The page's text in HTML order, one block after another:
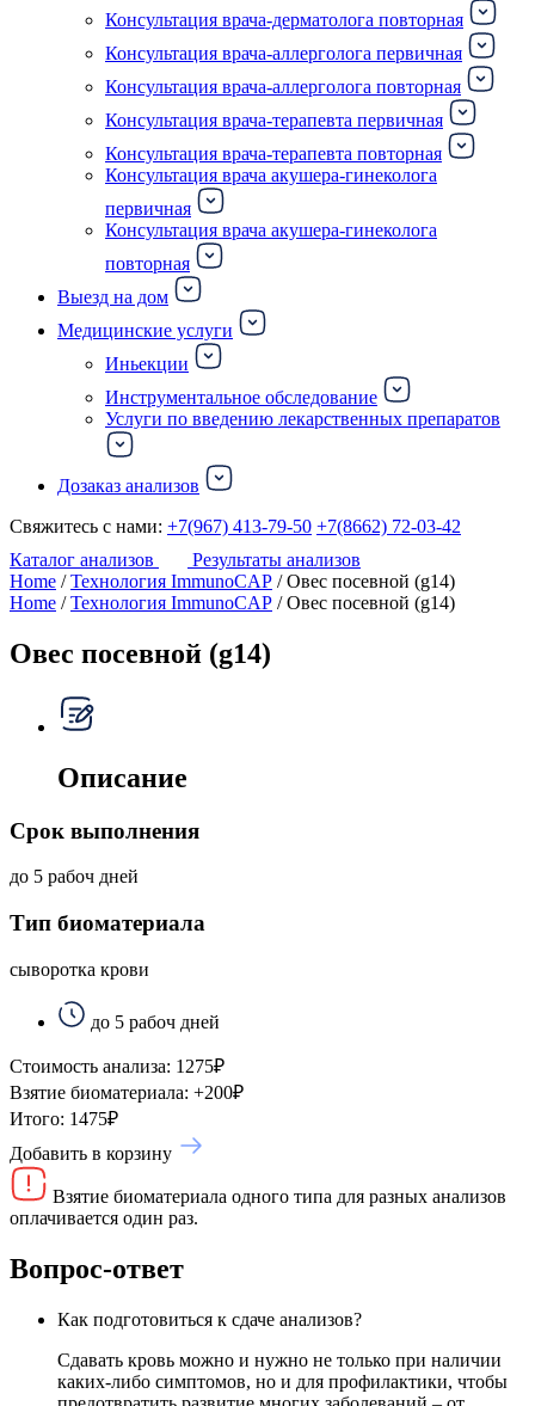
Консультация врача-дерматолога повторная
Консультация врача-аллерголога первичная
Консультация врача-аллерголога повторная
Консультация врача-терапевта первичная
Консультация врача-терапевта повторная
Консультация врача акушера-гинеколога
первичная
Консультация врача акушера-гинеколога
повторная
Выезд на дом
Медицинские услуги
Иньекции
Инструментальное обследование
Услуги по введению лекарственных препаратов
Дозаказ анализов
Свяжитесь с нами: +7(967) 413-79-50 +7(8662) 72-03-42
Каталог анализов
Результаты анализов
Home /Технология ImmunoCAP / Овес посевной (g14)
Home /Технология ImmunoCAP / Овес посевной (g14)
Овес посевной (g14)
Описание
Срок выполнения
до 5 рабоч дней
Тип биоматериала
сыворотка крови
до 5 рабоч дней
Стоимость анализа: 1275₽
Взятие биоматериала: +200₽
Итого: 1475₽
Добавить в корзину
Взятие биоматериала одного типа для разных анализов
оплачивается один раз.
Вопрос-ответ
Как подготовиться к сдаче анализов?
Сдавать кровь можно и нужно не только при наличии
каких-либо симптомов, но и для профилактики, чтобы